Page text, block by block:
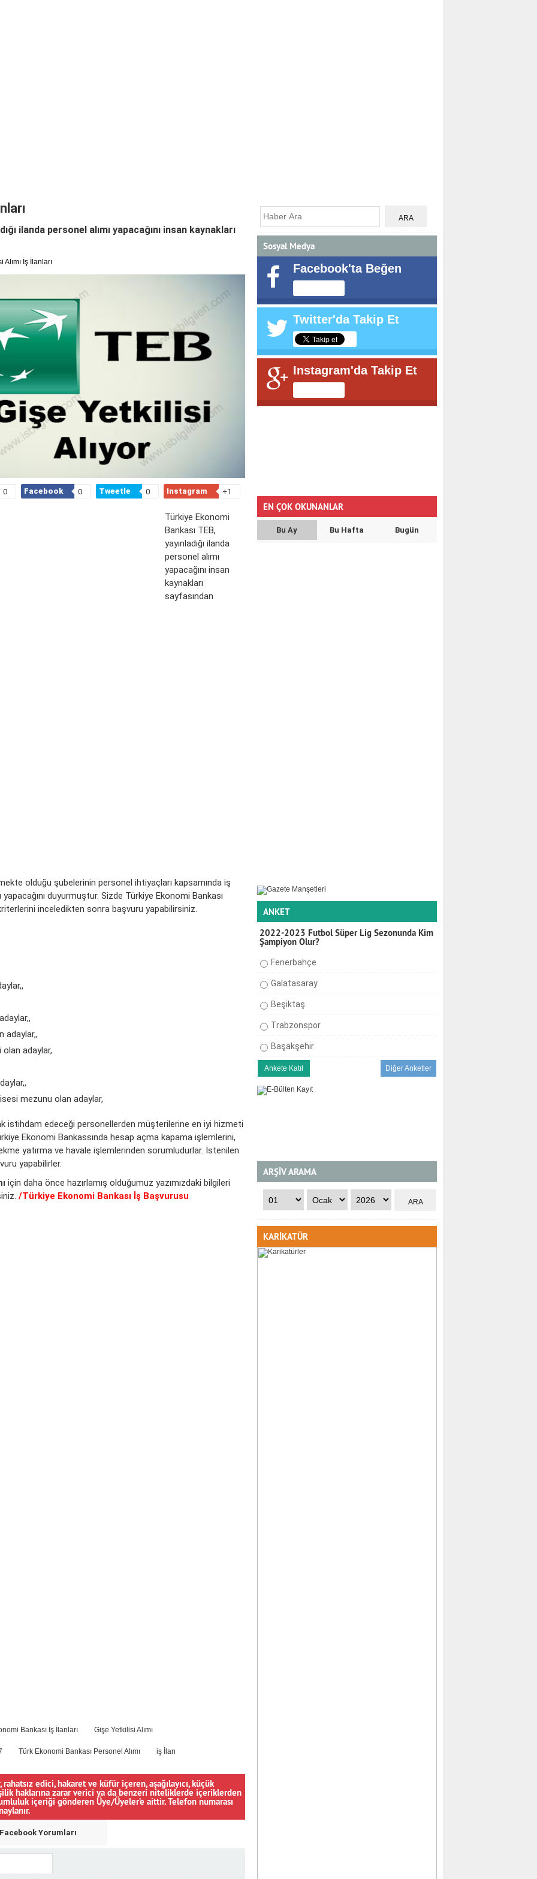
ilanda personel alımı yapacağını insan kaynakları
İş İlanları
0 Facebook 0 Tweetle 0 Instagram +1
Türkiye Ekonomi
Bankası TEB,
yayınladığı ilanda
personel alımı
yapacağını insan
kaynakları
sayfasından
olduğu şubelerinin personel ihtiyaçları kapsamında iş
yapacağını duyurmuştur. Sizde Türkiye Ekonomi Bankası
inceledikten sonra başvuru yapabilirsiniz.
adaylar,,
adaylar,
mezunu olan adaylar,
istihdam edeceği personellerden müşterilerine en iyi hizmeti
Ekonomi Bankassında hesap açma kapama işlemlerini,
yatırma ve havale işlemlerinden sorumludurlar. İstenilen
yapabilirler.
için daha önce hazırlamış olduğumuz yazımızdaki bilgileri
/Türkiye Ekonomi Bankası İş Başvurusu
Bankası İş İlanları Gişe Yetkilisi Alımı
Türk Ekonomi Bankası Personel Alımı iş İlan
edici, hakaret ve küfür içeren, aşağılayıcı, küçük
haklarına zarar verici ya da benzeri niteliklerde içeriklerden
içeriği gönderen Üye/Üyeler’e aittir. Telefon numarası
Facebook Yorumları
Sosyal Medya
Facebook'ta Beğen
Twitter'da Takip Et
Instagram'da Takip Et
EN ÇOK OKUNANLAR
Bu Ay Bu Hafta Bugün
ANKET
2022-2023 Futbol Süper Lig Sezonunda Kim
Şampiyon Olur?
Fenerbahçe
Galatasaray
Beşiktaş
Trabzonspor
Başakşehir
Diğer Anketler
ARŞİV ARAMA
KARİKATÜR